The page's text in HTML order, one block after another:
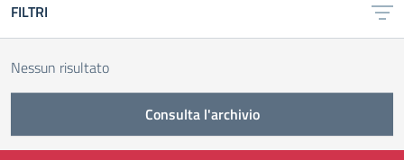
FILTRI
Nessun risultato
Consulta l'archivio